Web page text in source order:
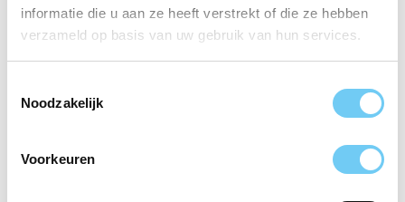
informatie die u aan ze heeft verstrekt of die ze hebben
verzameld op basis van uw gebruik van hun services.
Noodzakelijk
Voorkeuren
Een kleinschalige school voor vmbo basis/kader en
kader/mavo >>